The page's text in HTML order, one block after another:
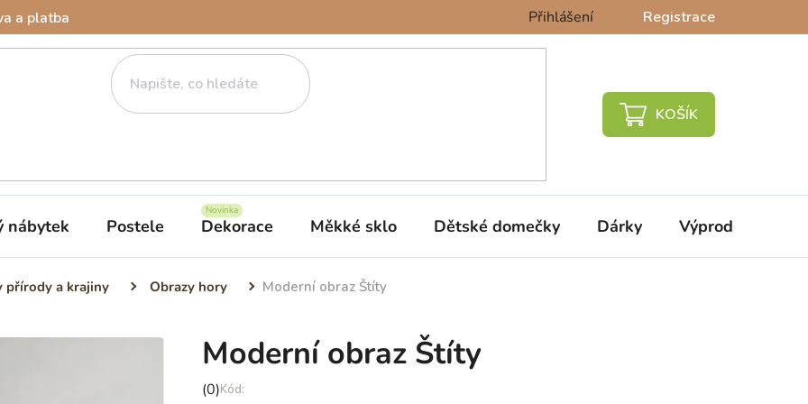
a platba Přihlášení Registrace
NÁKUPNÍ
nábytek Postele Dekorace Měkké sklo Dětské domečky Dárky Výprodej %
přírody a krajiny Obrazy hory Moderní obraz Štíty
Moderní obraz Štíty
Průměrné
(0)